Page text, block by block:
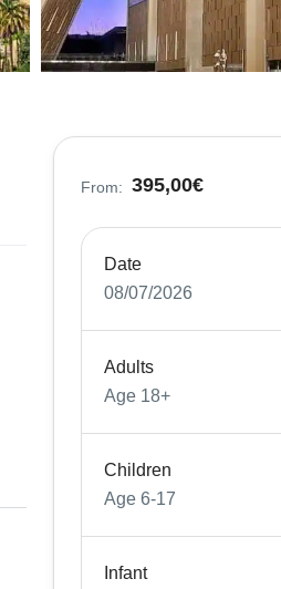
From: 395,00€
Date
08/07/2026
Adults
Age 18+
Children
Age 6-17
Infant